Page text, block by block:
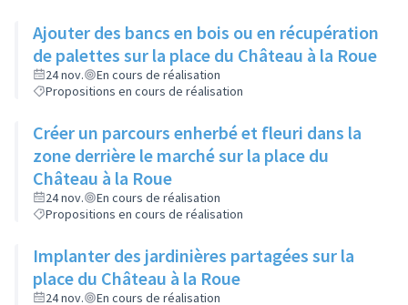
Ajouter des bancs en bois ou en récupération
de palettes sur la place du Château à la Roue
24 nov.
En cours de réalisation
Propositions en cours de réalisation
Créer un parcours enherbé et fleuri dans la
zone derrière le marché sur la place du
Château à la Roue
24 nov.
En cours de réalisation
Propositions en cours de réalisation
Implanter des jardinières partagées sur la
place du Château à la Roue
24 nov.
En cours de réalisation